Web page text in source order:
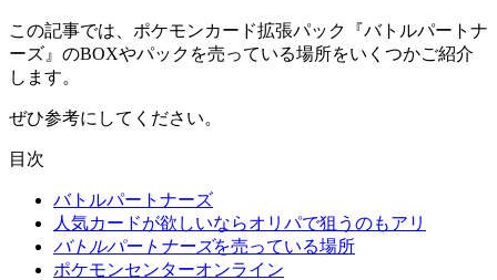
この記事では、ポケモンカード拡張パック『バトルパートナ
ーズ』のBOXやパックを売っている場所をいくつかご紹介
します。
ぜひ参考にしてください。
目次
バトルパートナーズ
人気カードが欲しいならオリパで狙うのもアリ
バトルパートナーズを売っている場所
ポケモンセンターオンライン